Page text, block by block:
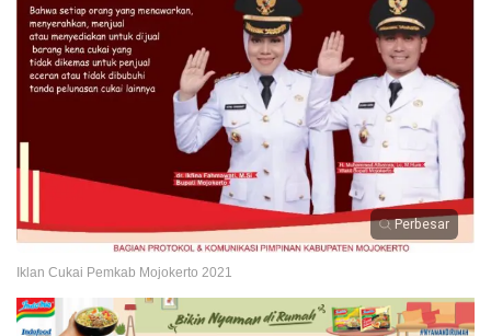
Perbesar
Iklan Cukai Pemkab Mojokerto 2021